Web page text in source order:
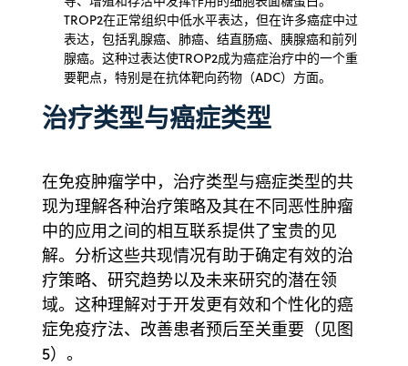
TROP2在正常组织中低水平表达，但在许多癌症中过
表达，包括乳腺癌、肺癌、结直肠癌、胰腺癌和前列
腺癌。这种过表达使TROP2成为癌症治疗中的一个重
要靶点，特别是在抗体靶向药物（ADC）方面。
治疗类型与癌症类型
在免疫肿瘤学中，治疗类型与癌症类型的共
现为理解各种治疗策略及其在不同恶性肿瘤
中的应用之间的相互联系提供了宝贵的见
解。分析这些共现情况有助于确定有效的治
疗策略、研究趋势以及未来研究的潜在领
域。这种理解对于开发更有效和个性化的癌
症免疫疗法、改善患者预后至关重要（见图
5）。